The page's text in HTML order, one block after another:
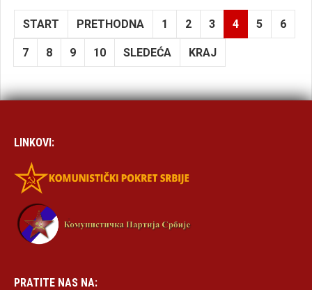
START PRETHODNA 1 2 3 4 5 6
7 8 9 10 SLEDEĆA KRAJ
LINKOVI:
PRATITE NAS NA: